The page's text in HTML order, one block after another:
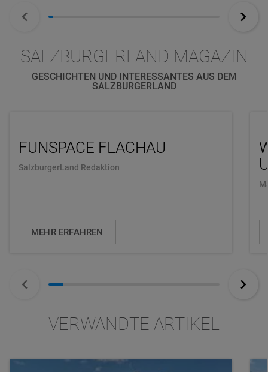
SALZBURGERLAND MAGAZIN
GESCHICHTEN UND INTERESSANTES AUS DEM
SALZBURGERLAND
FUNSPACE FLACHAU
SalzburgerLand Redaktion
MEHR ERFAHREN
VERWANDTE ARTIKEL